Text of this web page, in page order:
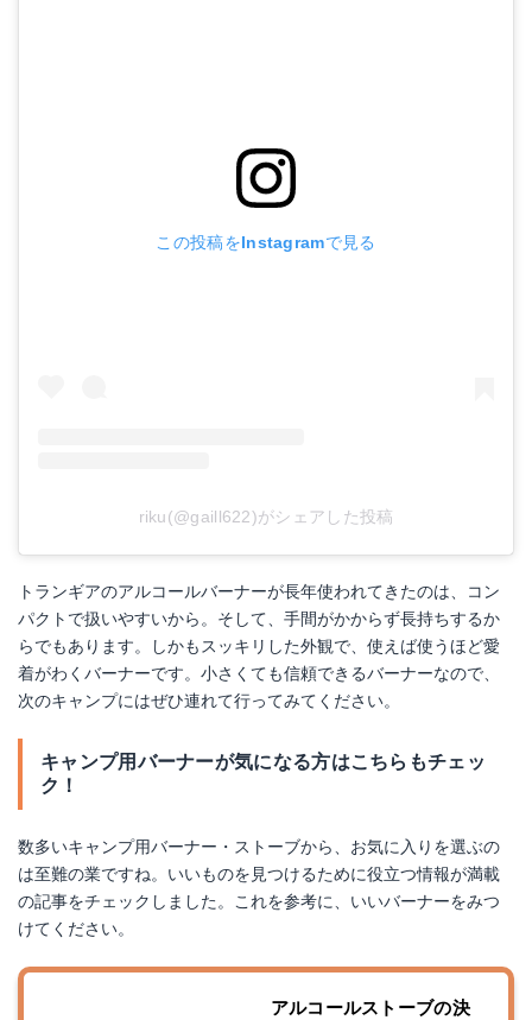
この投稿をInstagramで見る
riku(@gaill622)がシェアした投稿
トランギアのアルコールバーナーが長年使われてきたのは、コン
パクトで扱いやすいから。そして、手間がかからず長持ちするか
らでもあります。しかもスッキリした外観で、使えば使うほど愛
着がわくバーナーです。小さくても信頼できるバーナーなので、
次のキャンプにはぜひ連れて行ってみてください。
キャンプ用バーナーが気になる方はこちらもチェッ
ク！
数多いキャンプ用バーナー・ストーブから、お気に入りを選ぶの
は至難の業ですね。いいものを見つけるために役立つ情報が満載
の記事をチェックしました。これを参考に、いいバーナーをみつ
けてください。
アルコールストーブの決